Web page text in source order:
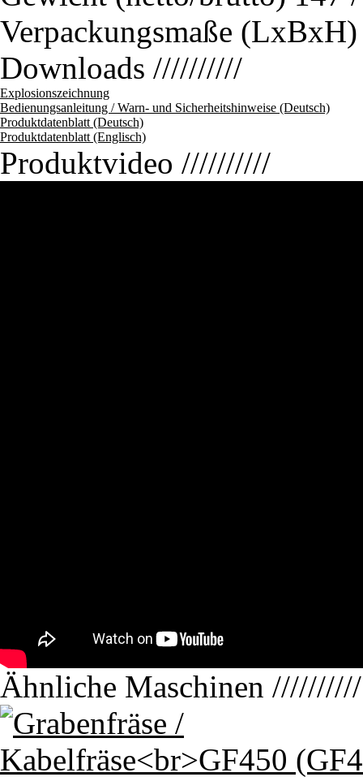
Verpackungsmaße (LxBxH)
Downloads //////////
Explosionszeichnung
Bedienungsanleitung / Warn- und Sicherheitshinweise (Deutsch)
Produktdatenblatt (Deutsch)
Produktdatenblatt (Englisch)
Produktvideo //////////
Ähnliche Maschinen //////////